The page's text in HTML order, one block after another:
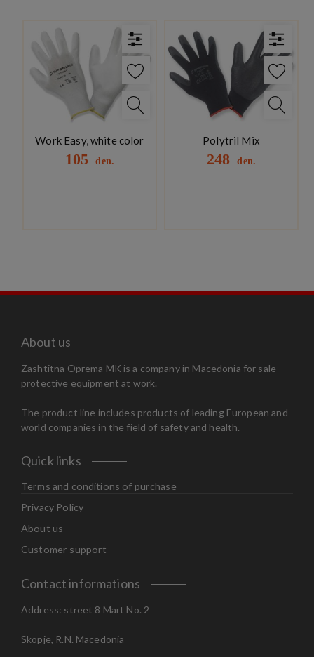
Work Easy, white color
105 den.
Polytril Mix
248 den.
About us
Zashtitna Oprema MK is a company in Macedonia for sale
protective equipment at work.
The product line includes products of leading European and
world companies in the field of safety and health.
Quick links
Terms and conditions of purchase
Privacy Policy
About us
Customer support
Contact informations
Address: street 8 Mart No. 2
Skopje, R.N. Macedonia